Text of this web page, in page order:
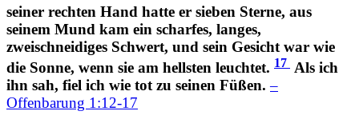
seiner rechten Hand hatte er sieben Sterne, aus
seinem Mund kam ein scharfes, langes,
zweischneidiges Schwert, und sein Gesicht war wie
die Sonne, wenn sie am hellsten leuchtet. 17 Als ich
ihn sah, fiel ich wie tot zu seinen Füßen. –
Offenbarung 1:12-17